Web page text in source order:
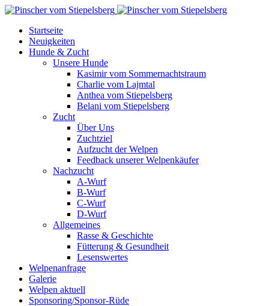
Startseite
Neuigkeiten
Hunde & Zucht
Unsere Hunde
Kasimir vom Sommernachtstraum
Charlie vom Lajmtal
Anthea vom Stiepelsberg
Belani vom Stiepelsberg
Zucht
Über Uns
Zuchtziel
Aufzucht der Welpen
Feedback unserer Welpenkäufer
Nachzucht
A-Wurf
B-Wurf
C-Wurf
D-Wurf
Allgemeines
Rasse & Geschichte
Fütterung & Gesundheit
Lesenswertes
Welpenanfrage
Galerie
Welpen aktuell
Sponsoring/Sponsor-Rüde